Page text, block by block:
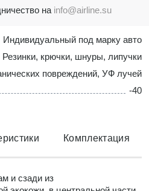
Индивидуальный под марку авто
Резинки, крючки, шнуры, липучки
повреждений, УФ лучей
-40
на info@airline.su
Комплектация
и сзади из